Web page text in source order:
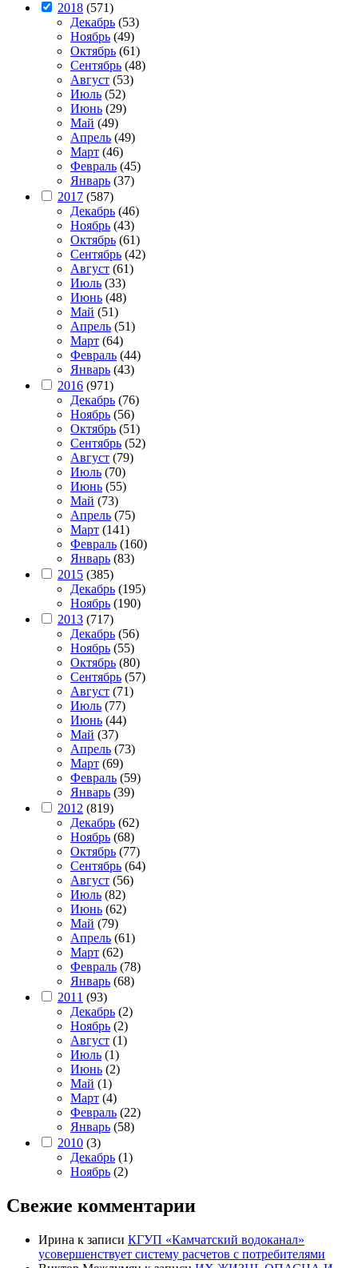
2018 (571)
Декабрь (53)
Ноябрь (49)
Октябрь (61)
Сентябрь (48)
Август (53)
Июль (52)
Июнь (29)
Май (49)
Апрель (49)
Март (46)
Февраль (45)
Январь (37)
2017 (587)
Декабрь (46)
Ноябрь (43)
Октябрь (61)
Сентябрь (42)
Август (61)
Июль (33)
Июнь (48)
Май (51)
Апрель (51)
Март (64)
Февраль (44)
Январь (43)
2016 (971)
Декабрь (76)
Ноябрь (56)
Октябрь (51)
Сентябрь (52)
Август (79)
Июль (70)
Июнь (55)
Май (73)
Апрель (75)
Март (141)
Февраль (160)
Январь (83)
2015 (385)
Декабрь (195)
Ноябрь (190)
2013 (717)
Декабрь (56)
Ноябрь (55)
Октябрь (80)
Сентябрь (57)
Август (71)
Июль (77)
Июнь (44)
Май (37)
Апрель (73)
Март (69)
Февраль (59)
Январь (39)
2012 (819)
Декабрь (62)
Ноябрь (68)
Октябрь (77)
Сентябрь (64)
Август (56)
Июль (82)
Июнь (62)
Май (79)
Апрель (61)
Март (62)
Февраль (78)
Январь (68)
2011 (93)
Декабрь (2)
Ноябрь (2)
Август (1)
Июль (1)
Июнь (2)
Май (1)
Март (4)
Февраль (22)
Январь (58)
2010 (3)
Декабрь (1)
Ноябрь (2)
Свежие комментарии
Ирина к записи КГУП «Камчатский водоканал»
усовершенствует систему расчетов с потребителями